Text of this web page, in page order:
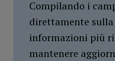
Compilando i
direttamente
informazioni più
mantenere